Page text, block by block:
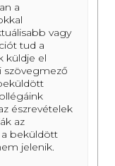
a
vagy
tud a
küldje el
szövegmező
észrevételek
az
beküldött
jelenik.